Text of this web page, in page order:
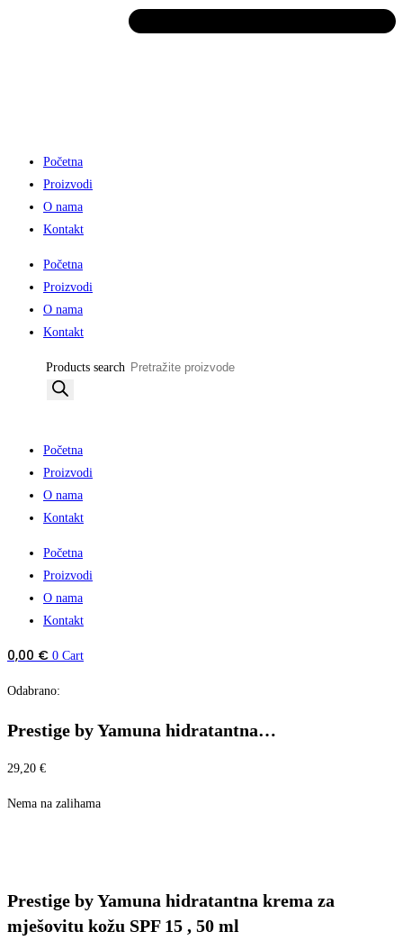
Početna
Proizvodi
O nama
Kontakt
Početna
Proizvodi
O nama
Kontakt
Products search
Početna
Proizvodi
O nama
Kontakt
Početna
Proizvodi
O nama
Kontakt
0,00 € 0 Cart
Odabrano:
Prestige by Yamuna hidratantna…
29,20 €
Nema na zalihama
Prestige by Yamuna hidratantna krema za
mješovitu kožu SPF 15 , 50 ml